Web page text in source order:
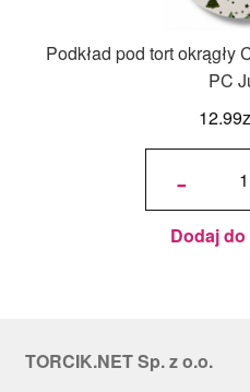
Podkład pod tort
PC
12.99
-
ilość
okrągły
Choinki
Ø 30
cm, h 1
cm - PC
Dodaj
TORCIK.NET Sp. z o.o.